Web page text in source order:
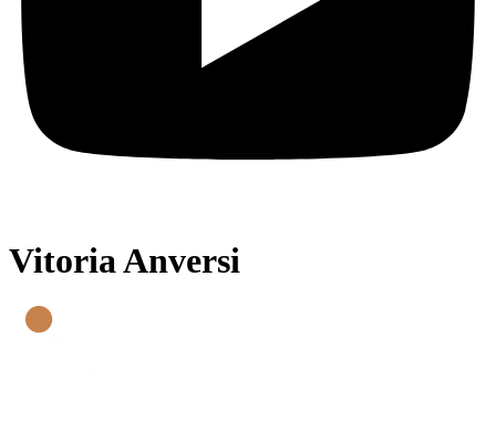
Vitoria Anversi